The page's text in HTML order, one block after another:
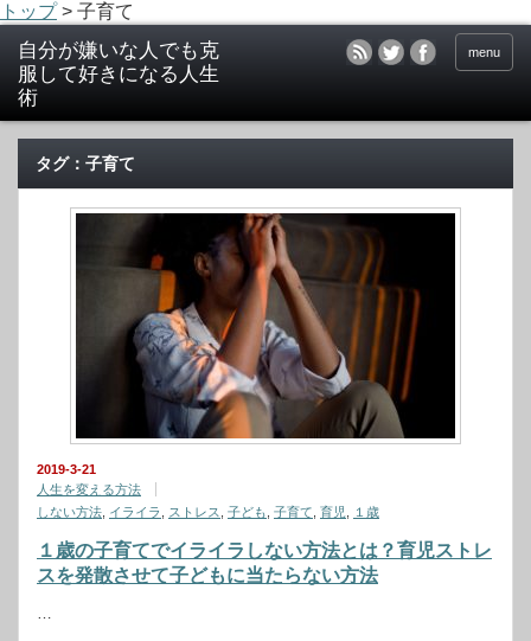
トップ> 子育て
menu
タグ：子育て
2019-3-21
人生を変える方法
しない方法 イライラ ストレス 子ども 子育て 育児 １歳
１歳の子育てでイライラしない方法とは？育児ストレ
スを発散させて子どもに当たらない方法
…